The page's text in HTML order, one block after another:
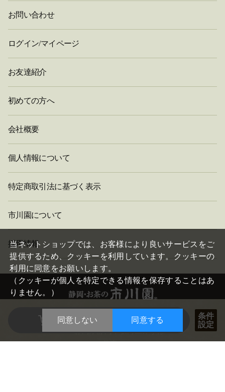
条件
設定
数量を選択した商品を
まとめて買い物かごに入れる
お問い合わせ
ログイン/マイページ
お友達紹介
初めての方へ
会社概要
個人情報について
特定商取引法に基づく表示
市川園について
採用情報
株式会社 市川園
〒421-0198 静岡県静岡市駿河区みずほ4-2-3
TEL:054-259-0141（代表） FAX:0120-25-90-14
当ネットショップでは、お客様により良いサービスをご
提供するため、クッキーを利用しています。クッキーの
利用に同意をお願いします。
（クッキーが個人を特定できる情報を保存することはあ
りません。）
同意しない
閉
じ
る
同意する